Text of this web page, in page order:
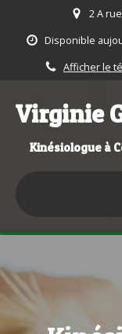
2 A
Disponible
Afficher le
Virginie
Kinésiologue à